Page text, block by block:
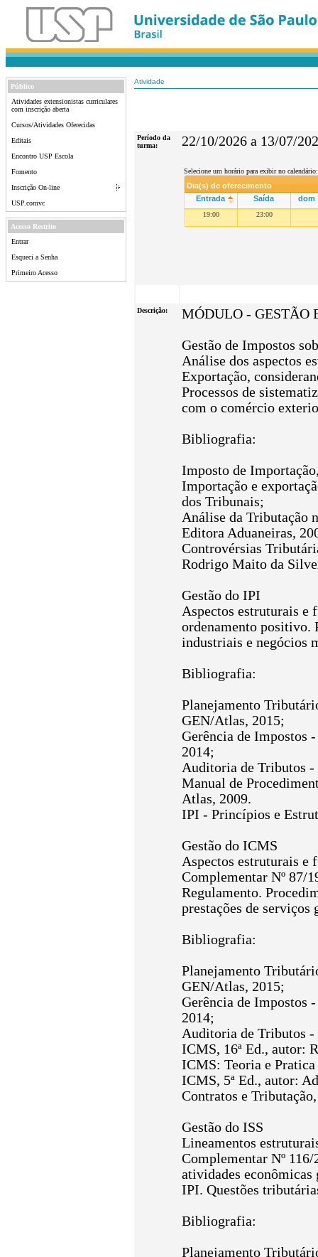
Público
Atividades extensionistas curriculares
com inscrição aberta
Cursos/Atividades Oferecidas
Editais
Encontro USP Escola
Fomento
Inscrição On-line
USP.comvc
Acesso Restrito
Entrar
Esqueci a Senha
Primeiro Acesso
Atividade
Período da
turma:
22/10/2026 a 13/07/
Selecione um horário para exibir no calendário:
Dia(s) de oferecimento
Entrada
Saída dom
19:00 23:00
Descrição: MÓDULO - GESTÃO
Gestão de Impostos
Análise dos aspectos
Exportação,
Processos de
com o comércio
Bibliografia:
Imposto de
Importação e
dos Tribunais;
Análise da Tributação
Editora Aduaneiras,
Controvérsias
Rodrigo Maito da
Gestão do IPI
Aspectos estruturais e
ordenamento positivo.
industriais e negócios
Bibliografia:
Planejamento
GEN/Atlas, 2015;
Gerência de Impostos
2014;
Auditoria de Tributos -
Manual de
Atlas, 2009.
IPI - Princípios e
Gestão do ICMS
Aspectos estruturais
Complementar Nº 87/
Regulamento.
prestações de
Bibliografia:
Planejamento
GEN/Atlas, 2015;
Gerência de Impostos
2014;
Auditoria de Tributos -
ICMS, 16ª Ed., autor:
ICMS: Teoria e Pratica
ICMS, 5ª Ed., autor:
Contratos e
Gestão do ISS
Lineamentos
Complementar Nº
atividades
IPI. Questões
Bibliografia:
Planejamento